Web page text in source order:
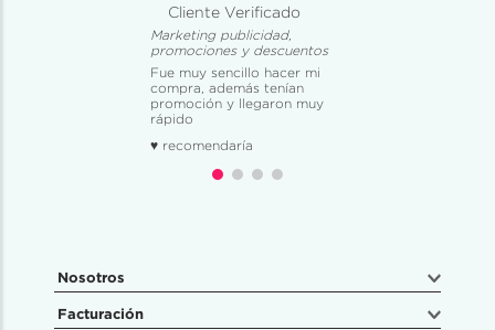
Cliente Verificado
Marketing publicidad,
promociones y descuentos
Fue muy sencillo hacer mi
compra, además tenían
promoción y llegaron muy
rápido
♥ recomendaría
Nosotros
Facturación